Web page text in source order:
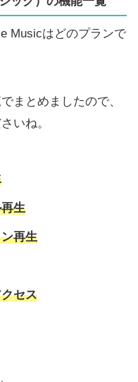
Musicはどのプランで
まとめましたので、
いね。
生
再生
セス